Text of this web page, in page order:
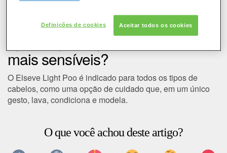
SOLAR
CONSULTORIA DE PRODUTOS LOREAL PARIS
Elseve Light Poo é indicado
apenas para quem tem cabelos
mais sensíveis?
O Elseve Light Poo é indicado para todos os tipos de
cabelos, como uma opção de cuidado que, em um único
gesto, lava, condiciona e modela.
O que você achou deste artigo?
Definições de cookies Aceitar todos os cookies